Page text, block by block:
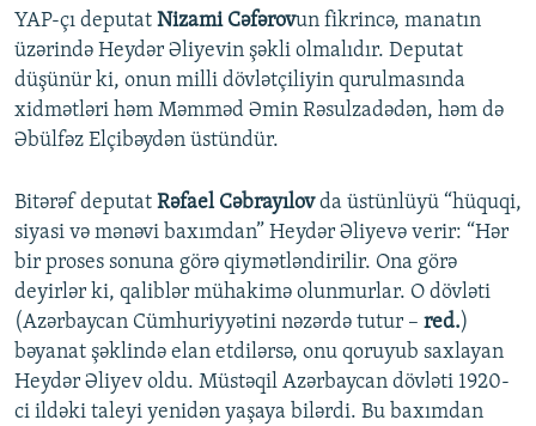
YAP-çı deputat Nizami Cəfərovun fikrincə, manatın
üzərində Heydər Əliyevin şəkli olmalıdır. Deputat
düşünür ki, onun milli dövlətçiliyin qurulmasında
xidmətləri həm Məmməd Əmin Rəsulzadədən, həm də
Əbülfəz Elçibəydən üstündür.
Bitərəf deputat Rəfael Cəbrayılovda üstünlüyü “hüquqi,
siyasi və mənəvi baxımdan” Heydər Əliyevə verir: “Hər
bir proses sonuna görə qiymətləndirilir. Ona görə
deyirlər ki, qaliblər mühakimə olunmurlar. O dövləti
(Azərbaycan Cümhuriyyətini nəzərdə tutur – red.)
bəyanat şəklində elan etdilərsə, onu qoruyub saxlayan
Heydər Əliyev oldu. Müstəqil Azərbaycan dövləti 1920-
ci ildəki taleyi yenidən yaşaya bilərdi. Bu baxımdan